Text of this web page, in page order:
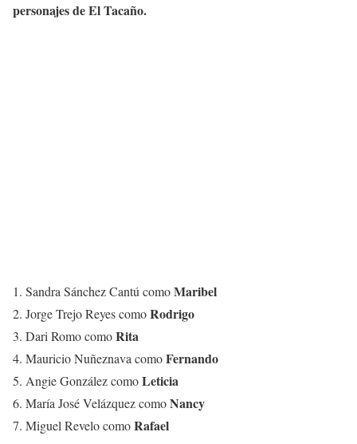
personajes de El Tacaño.
1. Sandra Sánchez Cantú comoMaribel
2. Jorge Trejo Reyes comoRodrigo
3. Dari Romo comoRita
4. Mauricio Nuñeznava comoFernando
5. Angie González comoLeticia
6. María José Velázquez comoNancy
7. Miguel Revelo comoRafael